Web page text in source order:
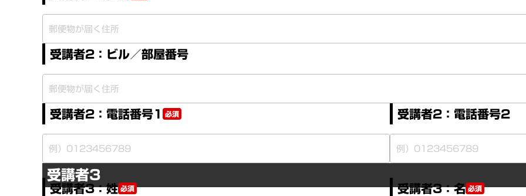
受講者2：ビル／部屋番号
受講者2：電話番号1 必須 受講者2：電話番号2
受講者3
受講者3：姓必須 受講者3：名必須